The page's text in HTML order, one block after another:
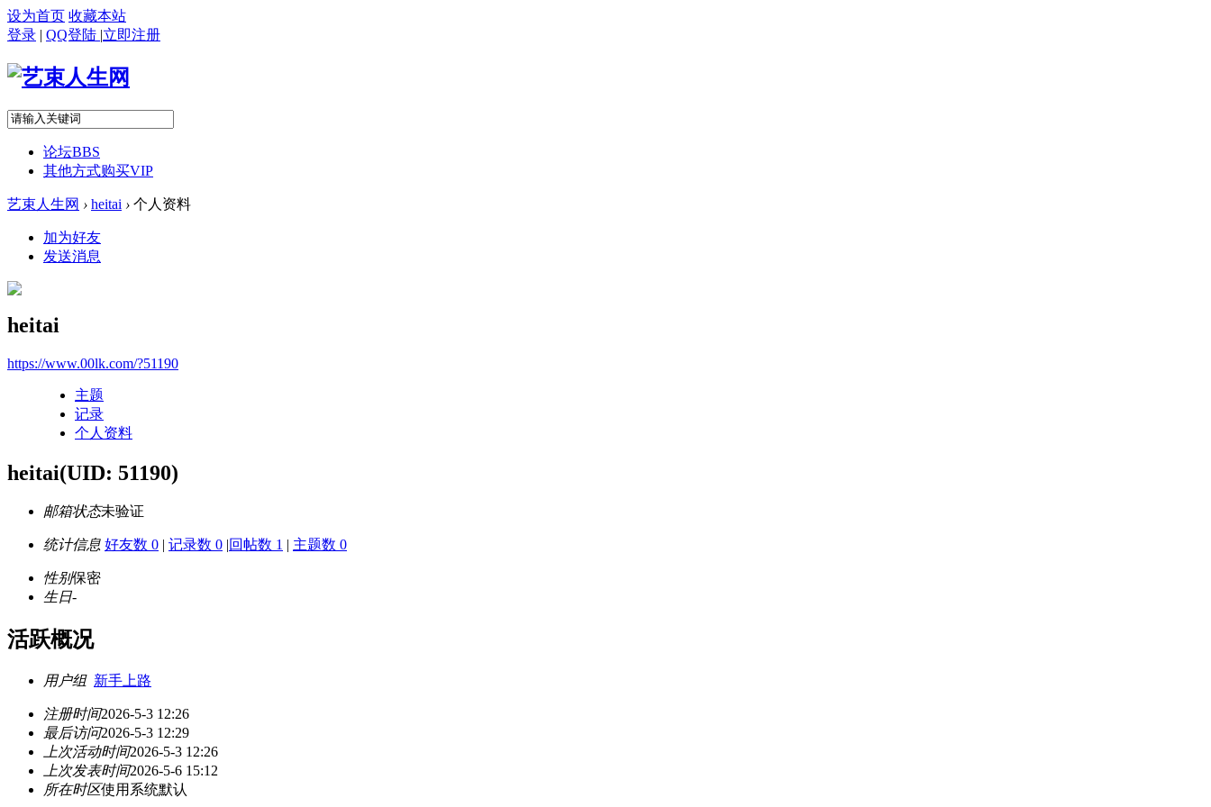
设为首页 收藏本站
登录 | QQ登陆 |立即注册
论坛BBS
其他方式购买VIP
艺束人生网 › heitai › 个人资料
加为好友
发送消息
heitai
https://www.00lk.com/?51190
主题
记录
个人资料
heitai(UID: 51190)
邮箱状态未验证
统计信息 好友数 0 | 记录数 0 |回帖数 1 | 主题数 0
性别保密
生日-
活跃概况
用户组 新手上路
注册时间2026-5-3 12:26
最后访问2026-5-3 12:29
上次活动时间2026-5-3 12:26
上次发表时间2026-5-6 15:12
所在时区使用系统默认